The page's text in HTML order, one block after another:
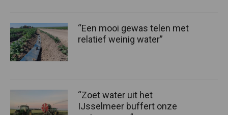
“Een mooi gewas telen met
relatief weinig water”
“Zoet water uit het
IJsselmeer buffert onze